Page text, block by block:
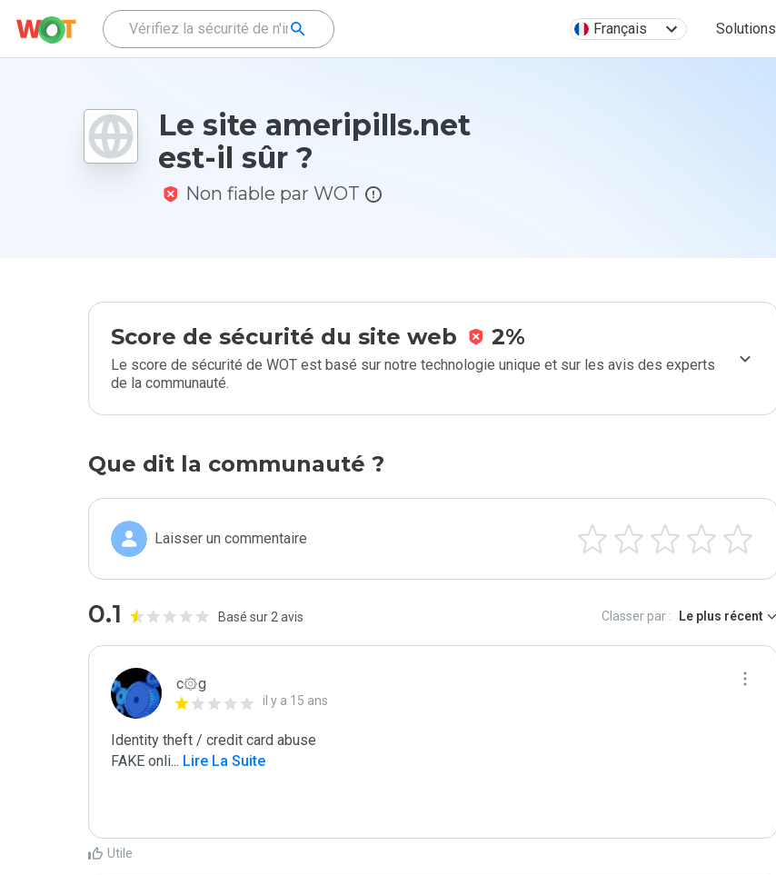
Français Solutions
Le site ameripills.net
est-il sûr ?
Non fiable par WOT
Score de sécurité du site web 2%
Le score de sécurité de WOT est basé sur notre technologie unique et sur les avis des experts
de la communauté.
Que dit la communauté ?
Laisser un commentaire
0.1 Basé sur 2 avis Classer par : Le plus récent
c۞g
il y a 15 ans
Identity theft / credit card abuse
FAKE onli... Lire La Suite
Utile